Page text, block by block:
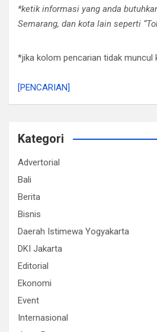
*ketik informasi yang anda
Semarang, dan kota lain seperti
*jika kolom pencarian tidak muncul
[PENCARIAN]
Kategori
Advertorial
Bali
Berita
Bisnis
Daerah Istimewa Yogyakarta
DKI Jakarta
Editorial
Ekonomi
Event
Internasional